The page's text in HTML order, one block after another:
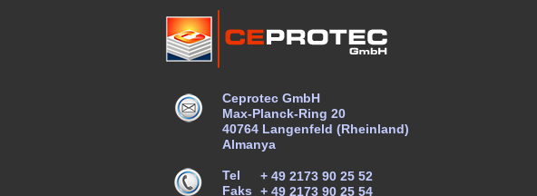
Ceprotec GmbH
Max-Planck-Ring 20
40764 Langenfeld (Rheinland)
Almanya
Tel
Faks
+ 49 2173 90 25 52
+ 49 2173 90 25 54